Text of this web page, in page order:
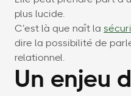
plus lucide.
C’est là que naît la
dire la possibilité de
relationnel.
Un enjeu